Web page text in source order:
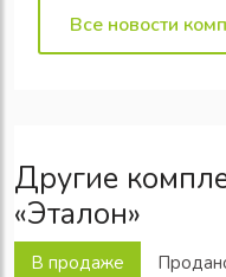
Все новости
Другие
«Эталон»
В продаже